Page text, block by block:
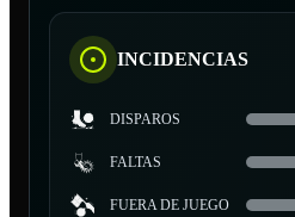
INCIDENCIAS
DISPAROS
FALTAS
FUERA DE JUEGO